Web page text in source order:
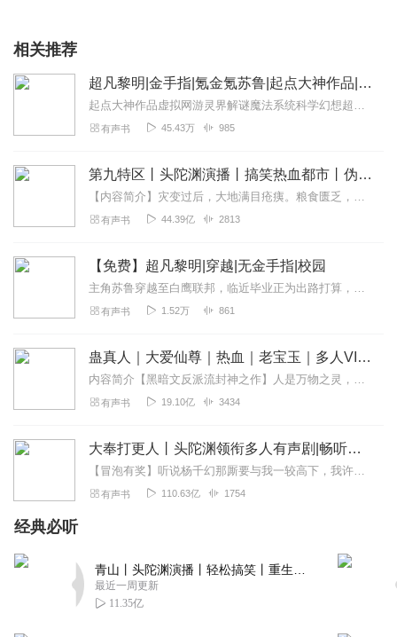
听友250551294
主播声音好听，很喜欢😍
安居筏玉
小说剧情还不错，就是男主角性格不太满意，而且妹子也不
收，就是想一直回地球，强行开地图后主角终是重伤，重要
的是主角被妹子疯狂暗示直男的不以理会，我还是喜欢后宫
2021-12-13
消逝的零食
读错别字，偶尔太快时甚至有些吐字不清。 后期方面没有背
景音乐，有很多集缺字问题严重！
2021-12-01
繁星_hd0
更新太慢了，每天就一集，能不能多几集呀
2021-04-19
雍阿刚
更新太慢了一天就一集
回复 2021-01-07
相关推荐
超凡黎明|金手指|氪金氪苏鲁|起点大神作品|重生|魔法|系统|异能VIP免费
起点大神作品虚拟网游灵界解谜魔法系统科学幻想超强烧脑穿越重生后发现，我还是普通人该怎么办？还好咱有属性面板！超强男人集合体【内容简介】当西方的神秘渐...
有声书 45.43万 985
第九特区丨头陀渊演播丨搞笑热血都市丨伪戒丨VIP免费多人有声剧
【内容简介】灾变过后，大地满目疮痍。粮食匮乏，资源紧俏，局势混乱……一位从待规划区杀出来的青年，背对着漫天黄沙，孤身来到九区谋生，却不曾想偶然结识三五好友，一念...
有声书 44.39亿 2813
【免费】超凡黎明|穿越|无金手指|校园
主角苏鲁穿越至白鹰联邦，临近毕业正为出路打算，却收到哥哥来信提及超凡浪潮将起，还附有神秘魔法书页。原本规划走科学侧的他，面临世界观的冲击，新奇与困扰并存，故事由...
有声书 1.52万 861
蛊真人｜大爱仙尊｜热血｜老宝玉｜多人VIP免费有声剧
内容简介【黑暗文反派流封神之作】人是万物之灵，蛊是天地真精。一个穿越者不断重生的故事。一个养蛊、炼蛊、用蛊的奇特世界。配音组（男角色）老宝玉旁白...
有声书 19.10亿 3434
大奉打更人丨头陀渊领衔多人有声剧|畅听全集|王鹤棣、田曦薇主演影视剧原著|卖报小郎君
【冒泡有奖】听说杨千幻那厮要与我一较高下，我许七安要开始装叉了！快进入声音播放页戳下方输入框，冒个泡偷偷告诉我，我要用哪些诗词才能胜过他？说得好的，有赏！202...
有声书 110.63亿 1754
经典必听
最近一周更新
11.35亿